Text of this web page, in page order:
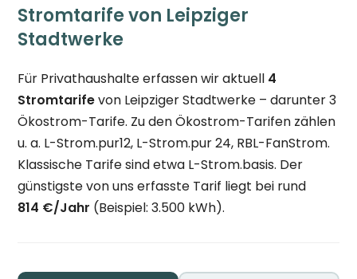
Stromtarife von Leipziger
Stadtwerke
Für Privathaushalte erfassen wir aktuell 4
Stromtarifevon Leipziger Stadtwerke – darunter 3
Ökostrom-Tarife. Zu den Ökostrom-Tarifen zählen
u. a. L-Strom.pur12, L-Strom.pur 24, RBL-FanStrom.
Klassische Tarife sind etwa L-Strom.basis. Der
günstigste von uns erfasste Tarif liegt bei rund
814 €/Jahr (Beispiel: 3.500 kWh).